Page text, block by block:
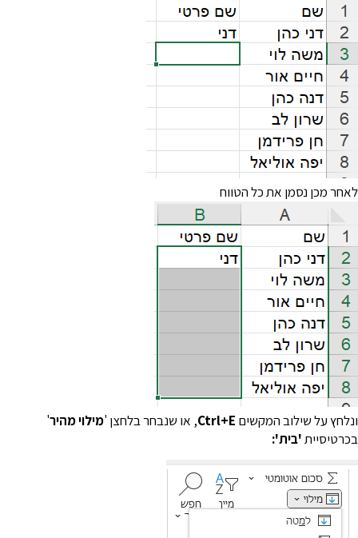
מכן נסמן את כל הטווח
על שילוב המקשיםCtrl+E, או שנבחר בלחצן ' מילוי מהיר'
'בית':